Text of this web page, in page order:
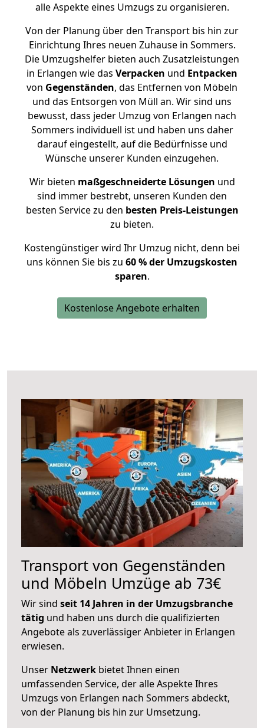
alle Aspekte eines Umzugs zu organisieren.
Von der Planung über den Transport bis hin zur
Einrichtung Ihres neuen Zuhause in Sommers.
Die Umzugshelfer bieten auch Zusatzleistungen
in Erlangen wie das Verpacken und Entpacken
von Gegenständen, das Entfernen von Möbeln
und das Entsorgen von Müll an. Wir sind uns
bewusst, dass jeder Umzug von Erlangen nach
Sommers individuell ist und haben uns daher
darauf eingestellt, auf die Bedürfnisse und
Wünsche unserer Kunden einzugehen.
Wir bieten maßgeschneiderte Lösungen und
sind immer bestrebt, unseren Kunden den
besten Service zu den besten Preis-Leistungen
zu bieten.
Kostengünstiger wird Ihr Umzug nicht, denn bei
uns können Sie bis zu 60 % der Umzugskosten
sparen.
Kostenlose Angebote erhalten
Transport von Gegenständen
und Möbeln Umzüge ab 73€
Wir sind seit 14 Jahren in der Umzugsbranche
tätig und haben uns durch die qualifizierten
Angebote als zuverlässiger Anbieter in Erlangen
erwiesen.
Unser Netzwerk bietet Ihnen einen
umfassenden Service, der alle Aspekte Ihres
Umzugs von Erlangen nach Sommers abdeckt,
von der Planung bis hin zur Umsetzung.